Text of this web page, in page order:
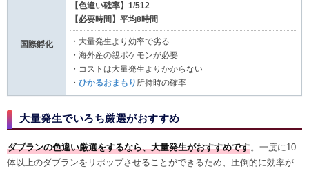
国際孵化
【色違い確率】1/512
【必要時間】平均8時間
・大量発生より効率で劣る
・海外産の親ポケモンが必要
・コストは大量発生よりかからない
・ ひかるおまもり 所持時の確率
大量発生でいろち厳選がおすすめ
ダブランの色違い厳選をするなら、大量発生がおすすめです 。一度に10
体以上のダブランをリポップさせることができるため、圧倒的に効率が